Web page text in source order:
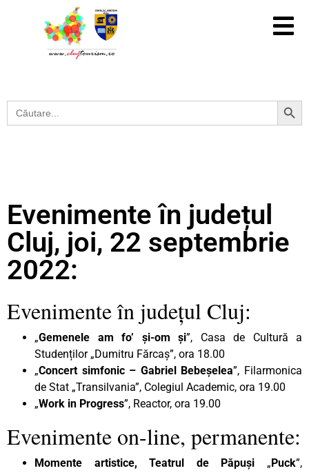
Search
for:
Search Button
Evenimente în județul
Cluj, joi, 22 septembrie
2022:
Evenimente în județul Cluj:
„Gemenele am fo’ și-om și”, Casa de Cultură a
Studenților „Dumitru Fărcaș”, ora 18.00
„Concert simfonic – Gabriel Bebeșelea”, Filarmonica
de Stat „Transilvania”, Colegiul Academic, ora 19.00
„Work in Progress”, Reactor, ora 19.00
Evenimente on-line, permanente:
Momente artistice, Teatrul de Păpuși „Puck”,